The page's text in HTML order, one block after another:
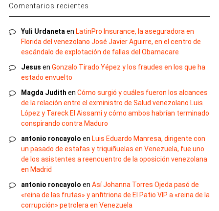
Comentarios recientes
Yuli Urdaneta en LatinPro Insurance, la aseguradora en
Florida del venezolano José Javier Aguirre, en el centro de
escándalo de explotación de fallas del Obamacare
Jesus en Gonzalo Tirado Yépez y los fraudes en los que ha
estado envuelto
Magda Judith en Cómo surgió y cuáles fueron los alcances
de la relación entre el exministro de Salud venezolano Luis
López y Tareck El Aissami y cómo ambos habrían terminado
conspirando contra Maduro
antonio roncayolo en Luis Eduardo Manresa, dirigente con
un pasado de estafas y triquiñuelas en Venezuela, fue uno
de los asistentes a reencuentro de la oposición venezolana
en Madrid
antonio roncayolo en Así Johanna Torres Ojeda pasó de
«reina de las frutas» y anfitriona de El Patio VIP a «reina de la
corrupción» petrolera en Venezuela